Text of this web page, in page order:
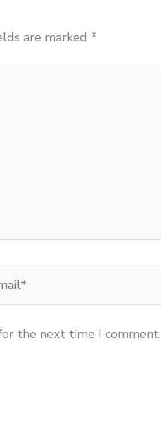
are marked *
the next time I comment.